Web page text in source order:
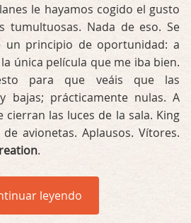
le hayamos cogido el gusto
tumultuosas. Nada de eso. Se
un principio de oportunidad: a
única película que me iba bien.
para que veáis que las
bajas; prácticamente nulas. A
cierran las luces de la sala. King
avionetas. Aplausos. Vítores.
.
leyendo